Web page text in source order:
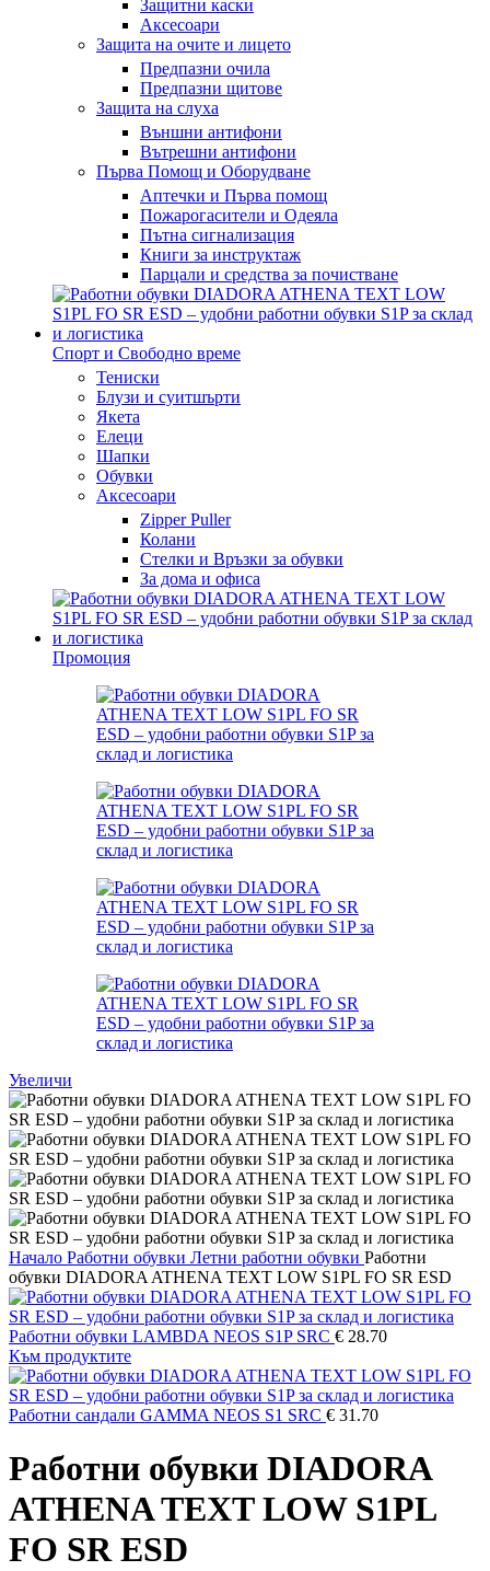
Защитни каски
Аксесоари
Защита на очите и лицето
Предпазни очила
Предпазни щитове
Защита на слуха
Външни антифони
Вътрешни антифони
Първа Помощ и Оборудване
Аптечки и Първа помощ
Пожарогасители и Одеяла
Пътна сигнализация
Книги за инструктаж
Парцали и средства за почистване
Спорт и Свободно време
Тениски
Блузи и суитшърти
Якета
Елеци
Шапки
Обувки
Аксесоари
Zipper Puller
Колани
Стелки и Връзки за обувки
За дома и офиса
Промоция
Увеличи
Начало Работни обувки Летни работни обувки Работни
обувки DIADORA ATHENA TEXT LOW S1PL FO SR ESD
Работни обувки LAMBDA NEOS S1P SRC € 28.70
Към продуктите
Работни сандали GAMMA NEOS S1 SRC € 31.70
Работни обувки DIADORA
ATHENA TEXT LOW S1PL
FO SR ESD